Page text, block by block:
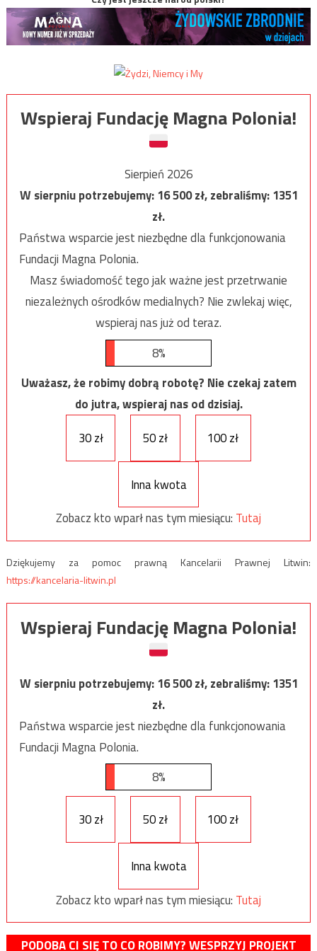
Wspieraj Fundację Magna Polonia!
Sierpień 2026
W sierpniu potrzebujemy:16 500zł, zebraliśmy:1351
zł.
Państwa wsparcie jest niezbędne dla funkcjonowania
Fundacji Magna Polonia.
Masz świadomość tego jak ważne jest przetrwanie
niezależnych ośrodków medialnych? Nie zwlekaj więc,
wspieraj nas już od teraz.
8%
Uważasz, że robimy dobrą robotę? Nie czekaj zatem
do jutra, wspieraj nas od dzisiaj.
30 zł
50 zł 100 zł
Inna kwota
Zobacz kto wparł nas tym miesiącu: Tutaj
Dziękujemy za pomoc prawną Kancelarii Prawnej Litwin:
https://kancelaria-litwin.pl
Wspieraj Fundację Magna Polonia!
W sierpniu potrzebujemy:16 500zł, zebraliśmy:1351
zł.
Państwa wsparcie jest niezbędne dla funkcjonowania
Fundacji Magna Polonia.
8%
30 zł 50 zł 100 zł
Inna kwota
Zobacz kto wparł nas tym miesiącu: Tutaj
PODOBA CI SIĘ TO CO ROBIMY? WESPRZYJ PROJEKT